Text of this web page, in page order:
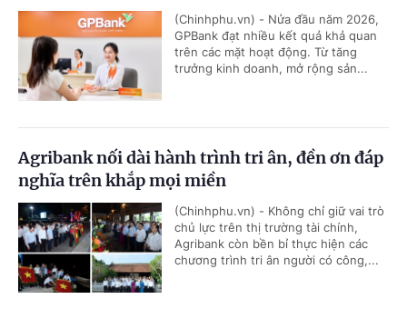
(Chinhphu.vn) - Nửa đầu năm 2026,
GPBank đạt nhiều kết quả khả quan
trên các mặt hoạt động. Từ tăng
trưởng kinh doanh, mở rộng sản...
Agribank nối dài hành trình tri ân, đền ơn đáp
nghĩa trên khắp mọi miền
(Chinhphu.vn) - Không chỉ giữ vai trò
chủ lực trên thị trường tài chính,
Agribank còn bền bỉ thực hiện các
chương trình tri ân người có công,...